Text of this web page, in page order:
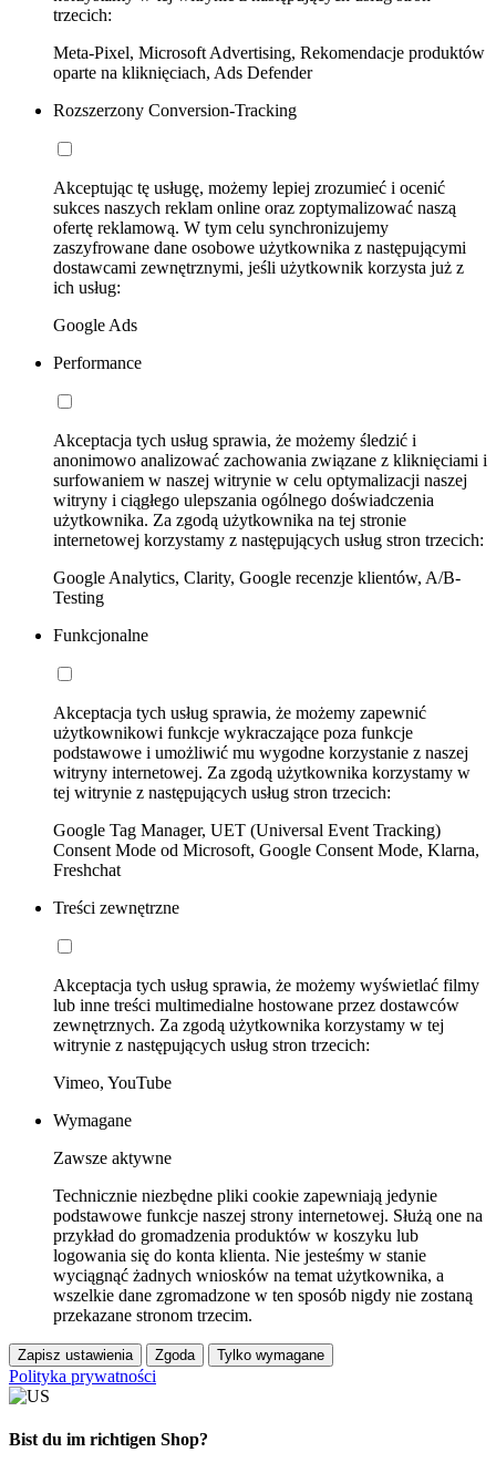
trzecich:
Meta-Pixel, Microsoft Advertising, Rekomendacje produktów
oparte na kliknięciach, Ads Defender
Rozszerzony Conversion-Tracking
Akceptując tę usługę, możemy lepiej zrozumieć i ocenić
sukces naszych reklam online oraz zoptymalizować naszą
ofertę reklamową. W tym celu synchronizujemy
zaszyfrowane dane osobowe użytkownika z następującymi
dostawcami zewnętrznymi, jeśli użytkownik korzysta już z
ich usług:
Google Ads
Performance
Akceptacja tych usług sprawia, że możemy śledzić i
anonimowo analizować zachowania związane z kliknięciami i
surfowaniem w naszej witrynie w celu optymalizacji naszej
witryny i ciągłego ulepszania ogólnego doświadczenia
użytkownika. Za zgodą użytkownika na tej stronie
internetowej korzystamy z następujących usług stron trzecich:
Google Analytics, Clarity, Google recenzje klientów, A/B-
Testing
Funkcjonalne
Akceptacja tych usług sprawia, że możemy zapewnić
użytkownikowi funkcje wykraczające poza funkcje
podstawowe i umożliwić mu wygodne korzystanie z naszej
witryny internetowej. Za zgodą użytkownika korzystamy w
tej witrynie z następujących usług stron trzecich:
Google Tag Manager, UET (Universal Event Tracking)
Consent Mode od Microsoft, Google Consent Mode, Klarna,
Freshchat
Treści zewnętrzne
Akceptacja tych usług sprawia, że możemy wyświetlać filmy
lub inne treści multimedialne hostowane przez dostawców
zewnętrznych. Za zgodą użytkownika korzystamy w tej
witrynie z następujących usług stron trzecich:
Vimeo, YouTube
Wymagane
Zawsze aktywne
Technicznie niezbędne pliki cookie zapewniają jedynie
podstawowe funkcje naszej strony internetowej. Służą one na
przykład do gromadzenia produktów w koszyku lub
logowania się do konta klienta. Nie jesteśmy w stanie
wyciągnąć żadnych wniosków na temat użytkownika, a
wszelkie dane zgromadzone w ten sposób nigdy nie zostaną
przekazane stronom trzecim.
Zapisz ustawienia Zgoda Tylko wymagane
Polityka prywatności
Bist du im richtigen Shop?